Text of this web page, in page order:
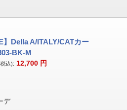
】Della A/ITALY/CATカー
BK-M
込): 12,700 円
デ